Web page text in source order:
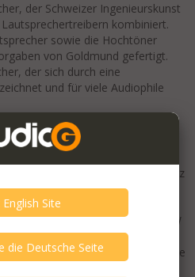
der Schweizer Ingenieurskunst
kombiniert.
sowie die Hochtöner
von Goldmund gefertigt.
der sich durch eine
und für viele Audiophile
kg und hat eine Höhe von 118
von ca. 35 cm. Die Nennimpedanz
einer Empfindlichkeit von 96 dB,
leicht anzutreiben sind.
mit einer Leistung von 10W
reicht von 37 Hz bis 20 kHz. Die
in der Aufstellung, solange